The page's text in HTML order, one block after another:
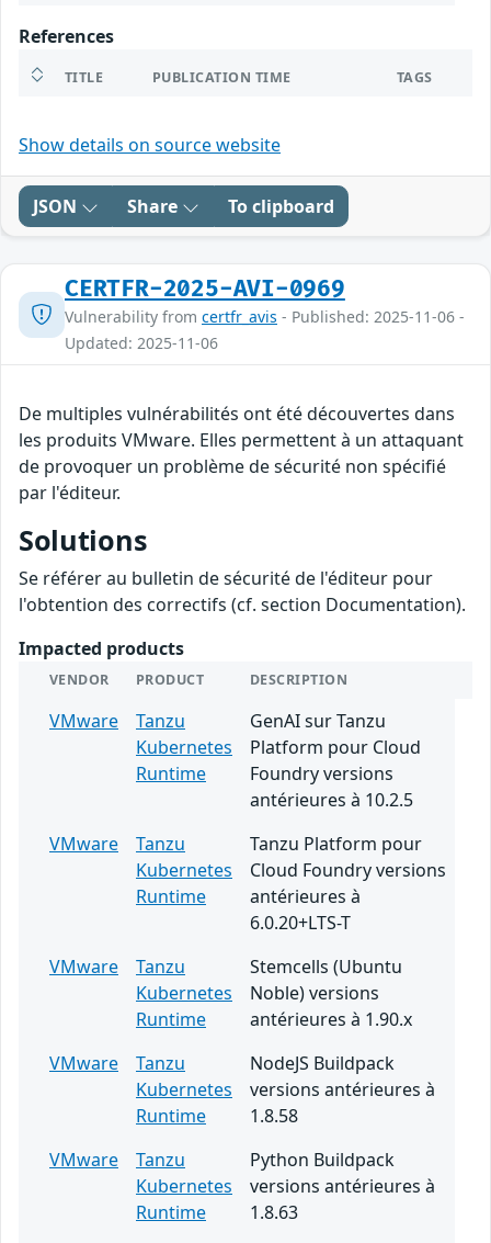
References
TITLE PUBLICATION TIME TAGS
Show details on source website
JSON Share To clipboard
CERTFR-2025-AVI-0969
Vulnerability from certfr_avis - Published: 2025-11-06 -
Updated: 2025-11-06
De multiples vulnérabilités ont été découvertes dans
les produits VMware. Elles permettent à un attaquant
de provoquer un problème de sécurité non spécifié
par l'éditeur.
Solutions
Se référer au bulletin de sécurité de l'éditeur pour
l'obtention des correctifs (cf. section Documentation).
Impacted products
VENDOR PRODUCT DESCRIPTION
VMware
Tanzu
Kubernetes
Runtime
GenAI sur Tanzu
Platform pour Cloud
Foundry versions
antérieures à 10.2.5
VMware
Tanzu
Kubernetes
Runtime
Tanzu Platform pour
Cloud Foundry versions
antérieures à
6.0.20+LTS-T
VMware
Tanzu
Kubernetes
Runtime
Stemcells (Ubuntu
Noble) versions
antérieures à 1.90.x
VMware
Tanzu
Kubernetes
Runtime
NodeJS Buildpack
versions antérieures à
1.8.58
VMware
Tanzu
Kubernetes
Runtime
Python Buildpack
versions antérieures à
1.8.63